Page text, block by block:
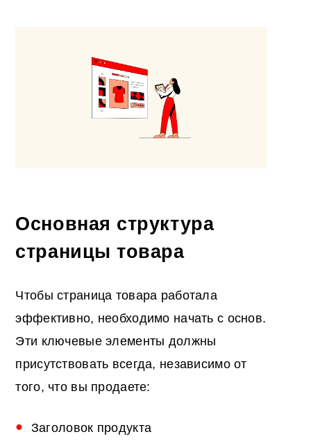
Основная структура
страницы товара
Чтобы страница товара работала
эффективно, необходимо начать с основ.
Эти ключевые элементы должны
присутствовать всегда, независимо от
того, что вы продаете:
Заголовок продукта